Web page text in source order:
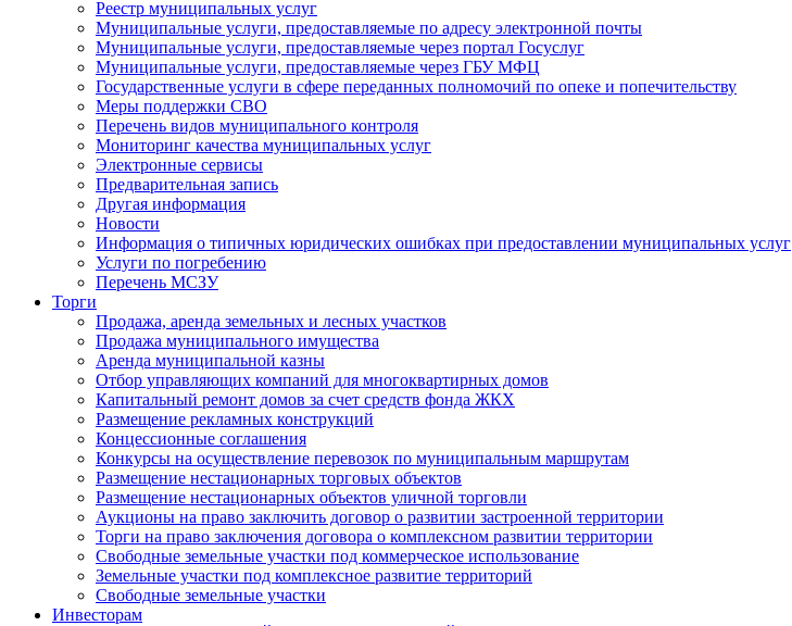
Реестр муниципальных услуг
Муниципальные услуги, предоставляемые по адресу электронной почты
Муниципальные услуги, предоставляемые через портал Госуслуг
Муниципальные услуги, предоставляемые через ГБУ МФЦ
Государственные услуги в сфере переданных полномочий по опеке и попечительству
Меры поддержки СВО
Перечень видов муниципального контроля
Мониторинг качества муниципальных услуг
Электронные сервисы
Предварительная запись
Другая информация
Новости
Информация о типичных юридических ошибках при предоставлении муниципальных услуг
Услуги по погребению
Перечень МСЗУ
Торги
Продажа, аренда земельных и лесных участков
Продажа муниципального имущества
Аренда муниципальной казны
Отбор управляющих компаний для многоквартирных домов
Капитальный ремонт домов за счет средств фонда ЖКХ
Размещение рекламных конструкций
Концессионные соглашения
Конкурсы на осуществление перевозок по муниципальным маршрутам
Размещение нестационарных торговых объектов
Размещение нестационарных объектов уличной торговли
Аукционы на право заключить договор о развитии застроенной территории
Торги на право заключения договора о комплексном развитии территории
Свободные земельные участки под коммерческое использование
Земельные участки под комплексное развитие территорий
Свободные земельные участки
Инвесторам